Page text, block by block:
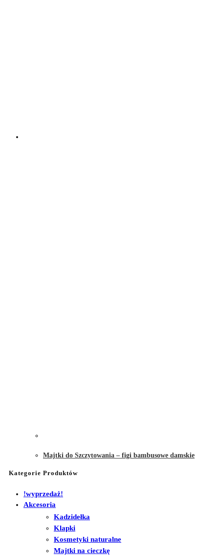
Majtki do Szczytowania – figi bambusowe damskie
Kategorie Produktów
!wyprzedaż!
Akcesoria
Kadzidełka
Klapki
Kosmetyki naturalne
Majtki na cieczkę